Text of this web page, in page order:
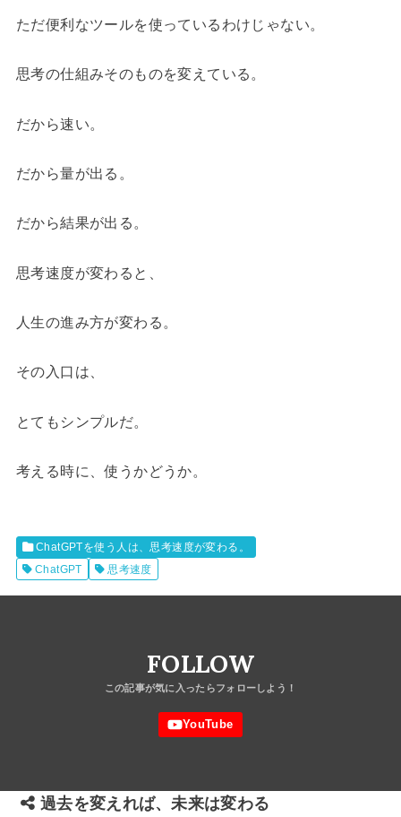
ただ便利なツールを使っているわけじゃない。
思考の仕組みそのものを変えている。
だから速い。
だから量が出る。
だから結果が出る。
思考速度が変わると、
人生の進み方が変わる。
その入口は、
とてもシンプルだ。
考える時に、使うかどうか。
ChatGPTを使う人は、思考速度が変わる。
ChatGPT
思考速度
FOLLOW
過去を変えれば、未来は変わる